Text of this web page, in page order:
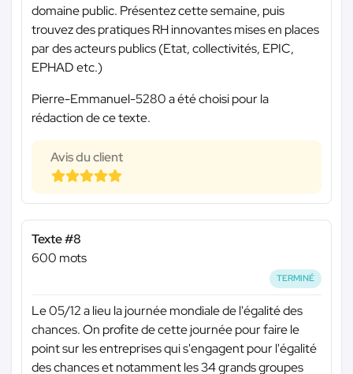
domaine public. Présentez cette semaine, puis
trouvez des pratiques RH innovantes mises en places
par des acteurs publics (Etat, collectivités, EPIC,
EPHAD etc.)
Pierre-Emmanuel-5280 a été choisi pour la
rédaction de ce texte.
Avis du client
Texte #8
600 mots
TERMINÉ
Le 05/12 a lieu la journée mondiale de l'égalité des
chances. On profite de cette journée pour faire le
point sur les entreprises qui s'engagent pour l'égalité
des chances et notamment les 34 grands groupes